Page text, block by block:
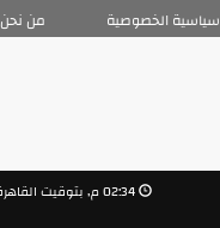
من نحن سياسية الخصوصية